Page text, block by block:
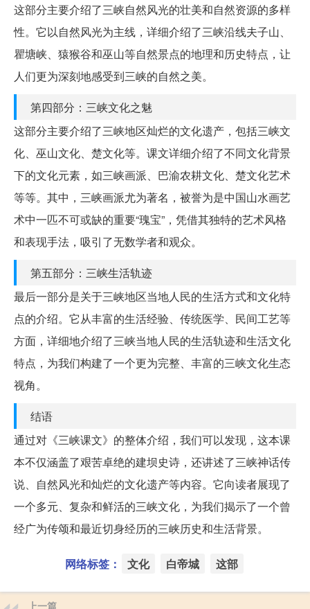
这部分主要介绍了三峡自然风光的壮美和自然资源的多样
性。它以自然风光为主线，详细介绍了三峡沿线夫子山、
瞿塘峡、猿猴谷和巫山等自然景点的地理和历史特点，让
人们更为深刻地感受到三峡的自然之美。
第四部分：三峡文化之魅
这部分主要介绍了三峡地区灿烂的文化遗产，包括三峡文
化、巫山文化、楚文化等。课文详细介绍了不同文化背景
下的文化元素，如三峡画派、巴渝农耕文化、楚文化艺术
等等。其中，三峡画派尤为著名，被誉为是中国山水画艺
术中一匹不可或缺的重要“瑰宝”，凭借其独特的艺术风格
和表现手法，吸引了无数学者和观众。
第五部分：三峡生活轨迹
最后一部分是关于三峡地区当地人民的生活方式和文化特
点的介绍。它从丰富的生活经验、传统医学、民间工艺等
方面，详细地介绍了三峡当地人民的生活轨迹和生活文化
特点，为我们构建了一个更为完整、丰富的三峡文化生态
视角。
结语
通过对《三峡课文》的整体介绍，我们可以发现，这本课
本不仅涵盖了艰苦卓绝的建坝史诗，还讲述了三峡神话传
说、自然风光和灿烂的文化遗产等内容。它向读者展现了
一个多元、复杂和鲜活的三峡文化，为我们揭示了一个曾
经广为传颂和最近切身经历的三峡历史和生活背景。
网络标签： 文化 白帝城 这部
上一篇